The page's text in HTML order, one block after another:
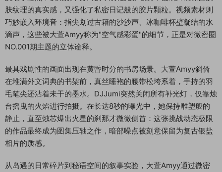
肤纹理的真实感，又强化了私密日记般的胶片颗粒。视频素材则
巧妙嵌入环境音：指尖划过古籍的沙沙声、冰咖啡杯壁凝结的水
滴声，这些被大萱Amyy称为"空气感彩蛋"的细节，正是对微密圈
NO.001期主题的立体诠释。
最具戏剧性的画面出现在黄昏时分的书房场景。大萱Amyy斜倚
在堆满外文词典的书架前，真丝睡袍的腰带松垮系着，手持的羽
毛笔尖还沾着未干的墨水。DJJumi突然关闭所有补光灯，仅靠烛
台摇曳的火焰进行拍摄。在长达8秒的曝光中，她保持雕塑般的
静止，直至烛芯爆出火星的刹那才微微侧首：这张挑战动态极限
的作品最终成为图集压轴之作，暗部噪点被刻意保留为复古银盐
相片的质感。
从岛遇的日常碎片到秘语空间的叙事实验，大萱Amyy通过微密